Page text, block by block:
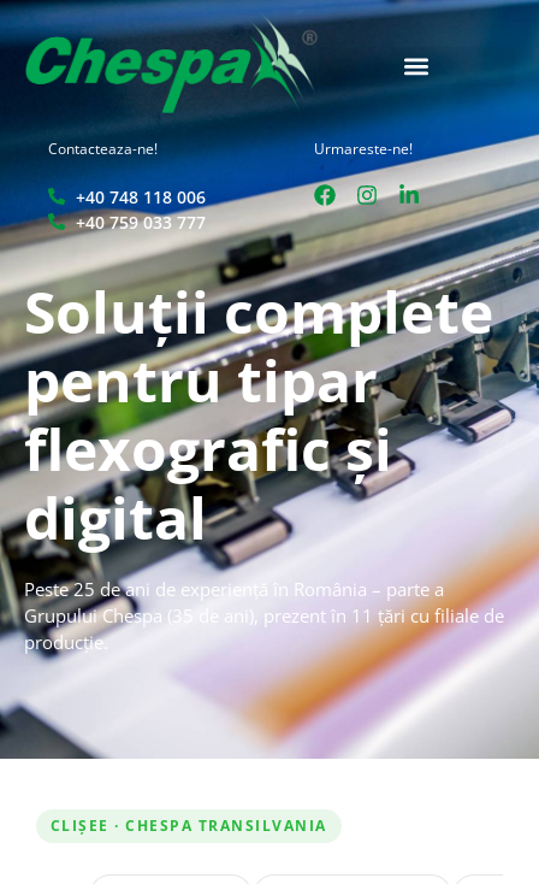
Contacteaza-ne!
+40 748 118 006
+40 759 033 777
Urmareste-ne!
Soluții complete
pentru tipar
flexografic și
digital
Peste 25 de ani de experiență în România – parte a
Grupului Chespa (35 de ani), prezent în 11 țări cu filiale de
producție.
CLIȘEE · CHESPA TRANSILVANIA